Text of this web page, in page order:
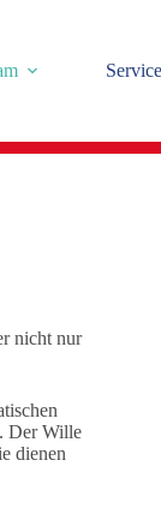
Service
nicht nur
Der Wille
dienen